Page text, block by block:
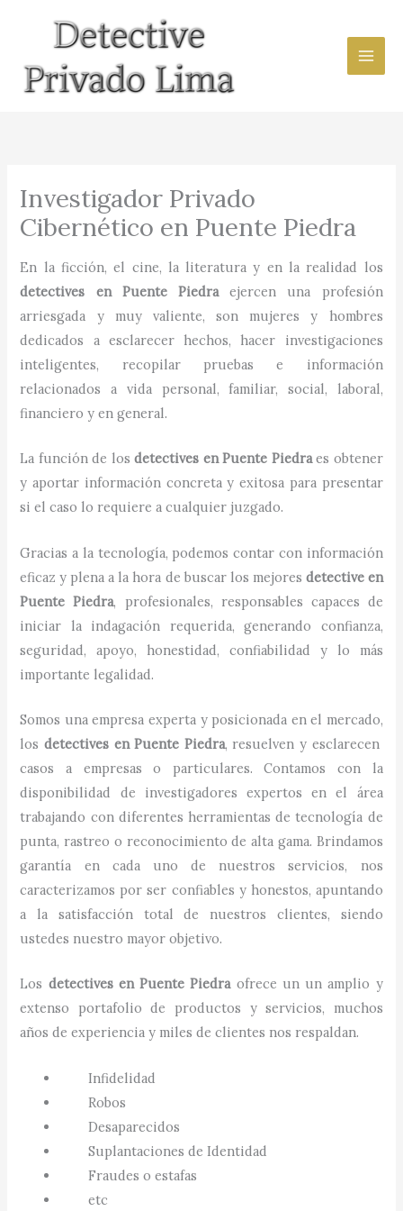
contenido
Investigador Privado
Cibernético en Puente Piedra
En la ficción, el cine, la literatura y en la realidad los
detectives en
Puente Piedraejercen una profesión
arriesgada y muy valiente, son mujeres y hombres
dedicados a esclarecer hechos, hacer investigaciones
inteligentes, recopilar pruebas e información
relacionados a vida personal, familiar, social, laboral,
financiero y en general.
La función de losdetectives enPuente Piedraes obtener
y aportar información concreta y exitosa para presentar
si el caso lo requiere a cualquier juzgado.
Gracias a la tecnología, podemos contar con información
eficaz y plena a la hora de buscar los mejores detective en
Puente Piedra, profesionales, responsables capaces de
iniciar la indagación requerida, generando confianza,
seguridad, apoyo, honestidad, confiabilidad y lo más
importante legalidad.
Somos una empresa experta y posicionada en el mercado,
losdetectives enPuente Piedra, resuelven y esclarecen
casos a empresas o particulares. Contamos con la
disponibilidad de investigadores expertos en el área
trabajando con diferentes herramientas de tecnología de
punta, rastreo o reconocimiento de alta gama. Brindamos
garantía en cada uno de nuestros servicios, nos
caracterizamos por ser confiables y honestos, apuntando
a la satisfacción total de nuestros clientes, siendo
ustedes nuestro mayor objetivo.
Los detectives enPuente Piedra ofrece un un amplio y
extenso portafolio de productos y servicios, muchos
años de experiencia y miles de clientes nos respaldan.
Infidelidad
Robos
Desaparecidos
Suplantaciones de Identidad
Fraudes o estafas
etc